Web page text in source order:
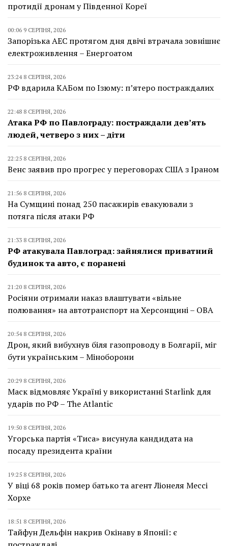
протидії дронам у Південної Кореї
00:06 9 СЕРПНЯ, 2026
Запорізька АЕС протягом дня двічі втрачала зовнішнє
електроживлення – Енергоатом
23:24 8 СЕРПНЯ, 2026
РФ вдарила КАБом по Ізюму: п’ятеро постраждалих
22:48 8 СЕРПНЯ, 2026
Атака РФ по Павлограду: постраждали дев’ять
людей, четверо з них – діти
22:25 8 СЕРПНЯ, 2026
Венс заявив про прогрес у переговорах США з Іраном
21:56 8 СЕРПНЯ, 2026
На Сумщині понад 250 пасажирів евакуювали з
потяга після атаки РФ
21:33 8 СЕРПНЯ, 2026
РФ атакувала Павлоград: зайнялися приватний
будинок та авто, є поранені
21:20 8 СЕРПНЯ, 2026
Росіяни отримали наказ влаштувати «вільне
полювання» на автотранспорт на Херсонщині – ОВА
20:54 8 СЕРПНЯ, 2026
Дрон, який вибухнув біля газопроводу в Болгарії, міг
бути українським – Міноборони
20:29 8 СЕРПНЯ, 2026
Маск відмовляє Україні у використанні Starlink для
ударів по РФ – The Atlantic
19:50 8 СЕРПНЯ, 2026
Угорська партія «Тиса» висунула кандидата на
посаду президента країни
19:25 8 СЕРПНЯ, 2026
У віці 68 років помер батько та агент Ліонеля Мессі
Хорхе
18:51 8 СЕРПНЯ, 2026
Тайфун Дельфін накрив Окінаву в Японії: є